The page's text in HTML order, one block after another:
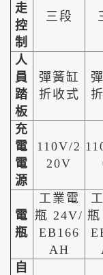
走
控
制
三段
人
員
踏
板
彈簧缸
折收式
充
電
電
源
110V/2
20V
電
瓶
工業電
瓶 24V/
EB166
AH
自